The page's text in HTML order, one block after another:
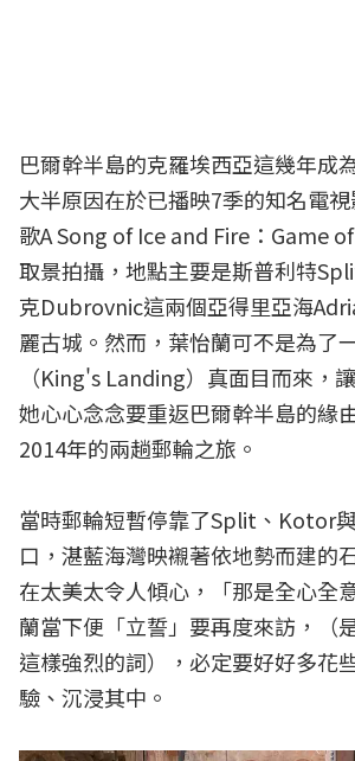
巴爾幹半島的克羅埃西亞這幾年成
大半原因在於已播映7季的知名電
歌A Song of Ice and Fire：Game
取景拍攝，地點主要是斯普利特
克Dubrovnic這兩個亞得里亞海
麗古城。然而，葉怡蘭可不是為了
（King's Landing）真面目而來，
她心心念念要重返巴爾幹半島的緣
2014年的兩趟郵輪之旅。
當時郵輪短暫停靠了Split、Kotor
口，湛藍海灣映襯著依地勢而建的
在太美太令人傾心，「那是全心全
蘭當下便「立誓」要再度來訪，（
這樣強烈的詞），必定要好好多花
驗、沉浸其中。